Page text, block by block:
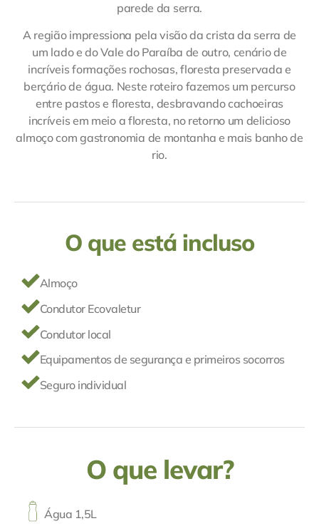
parede da serra.
A região impressiona pela visão da crista da serra de
um lado e do Vale do Paraíba de outro, cenário de
incríveis formações rochosas, floresta preservada e
berçário de água. Neste roteiro fazemos um percurso
entre pastos e floresta, desbravando cachoeiras
incríveis em meio a floresta, no retorno um delicioso
almoço com gastronomia de montanha e mais banho de
rio.
O que está incluso
Almoço
Condutor Ecovaletur
Condutor local
Equipamentos de segurança e primeiros socorros
Seguro individual
O que levar?
Água 1,5L